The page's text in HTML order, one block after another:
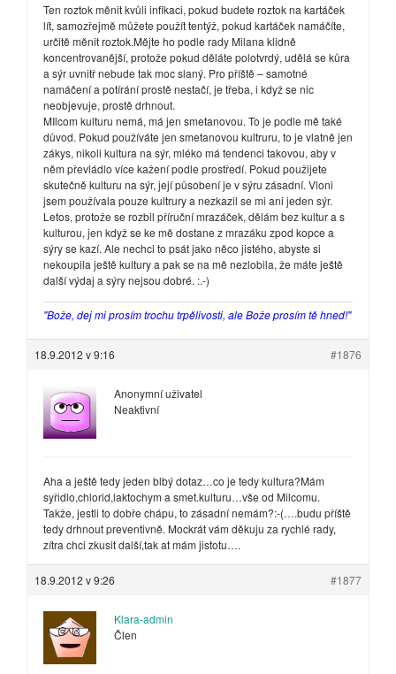
Ten roztok měnit kvůli infikaci, pokud budete roztok na kartáček
lít, samozřejmě můžete použít tentýž, pokud kartáček namáčíte,
určitě měnit roztok.Mějte ho podle rady Milana klidně
koncentrovanější, protože pokud děláte polotvrdý, udělá se kůra
a sýr uvnitř nebude tak moc slaný. Pro příště – samotné
namáčení a potírání prostě nestačí, je třeba, i když se nic
neobjevuje, prostě drhnout.
MIlcom kulturu nemá, má jen smetanovou. To je podle mě také
důvod. Pokud používáte jen smetanovou kultruru, to je vlatně jen
zákys, nikoli kultura na sýr, mléko má tendenci takovou, aby v
něm převládlo více kažení podle prostředí. Pokud použijete
skutečně kulturu na sýr, její působení je v sýru zásadní. Vloni
jsem používala pouze kultrury a nezkazil se mi ani jeden sýr.
Letos, protože se rozbil příruční mrazáček, dělám bez kultur a s
kulturou, jen když se ke mě dostane z mrazáku zpod kopce a
sýry se kazí. Ale nechci to psát jako něco jistého, abyste si
nekoupila ještě kultury a pak se na mě nezlobila, že máte ještě
další výdaj a sýry nejsou dobré. :.-)
"Bože, dej mi prosím trochu trpělivosti, ale Bože prosím tě hned!"
18.9.2012 v 9:16 #1876
Anonymní uživatel
Neaktivní
Aha a ještě tedy jeden blbý dotaz…co je tedy kultura?Mám
syřidlo,chlorid,laktochym a smet.kulturu…vše od Milcomu.
Takže, jestli to dobře chápu, to zásadní nemám?:-(….budu příště
tedy drhnout preventivně. Mockrát vám děkuju za rychlé rady,
zítra chci zkusit další,tak at mám jistotu….
18.9.2012 v 9:26 #1877
Klara-admin
Člen